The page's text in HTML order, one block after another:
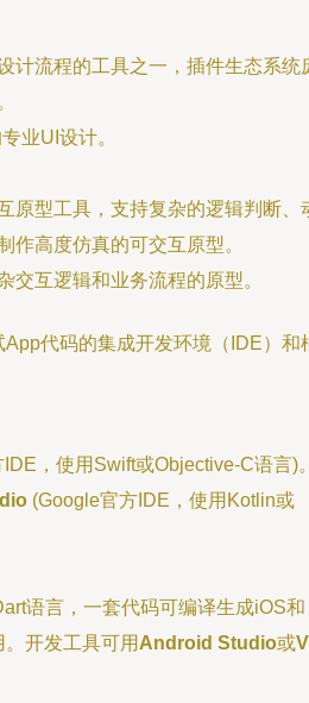
计流程的工具之一，插件生态系统
业UI设计。
原型工具，支持复杂的逻辑判断、
作高度仿真的可交互原型。
交互逻辑和业务流程的原型。
代码的集成开发环境（IDE）和
IDE，使用Swift或Objective-C语言)
(Google官方IDE，使用Kotlin或
语言，一套代码可编译生成iOS和
开发工具可用 Android Studio或